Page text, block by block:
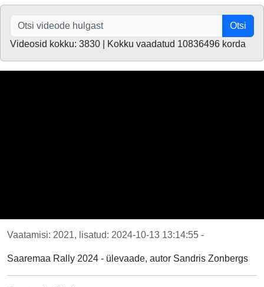
Otsi
Videosid kokku: 3830 | Kokku vaadatud 10836496 korda
Vaatamisi: 2021, lisatud: 2024-10-13 13:14:55 -
Saaremaa Rally 2024 - ülevaade, autor Sandris Zonbergs